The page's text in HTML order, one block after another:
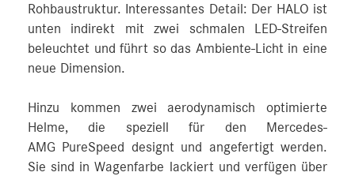
Rohbaustruktur. Interessantes Detail: Der HALO ist
unten indirekt mit zwei schmalen LED-Streifen
beleuchtet und führt so das Ambiente-Licht in eine
neue Dimension.
Hinzu kommen zwei aerodynamisch optimierte
Helme, die speziell für den Mercedes-
AMG PureSpeed designt und angefertigt werden.
Sie sind in Wagenfarbe lackiert und verfügen über